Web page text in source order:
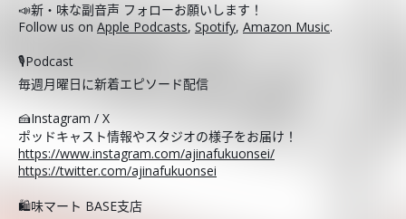
📣新・味な副音声 フォローお願いします！
Follow us on Apple Podcasts, Spotify, Amazon Music.
🎙️Podcast
毎週月曜日に新着エピソード配信
🍰Instagram / X
ポッドキャスト情報やスタジオの様子をお届け！
https://www.instagram.com/ajinafukuonsei/
https://twitter.com/ajinafukuonsei
🛍️味マート BASE支店